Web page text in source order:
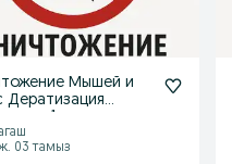
Мышей и
Дератизация
03 тамыз